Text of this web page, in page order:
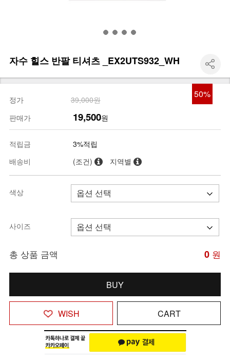
자수 힐스 반팔 티셔츠 _EX2UTS932_WH
50%
정가
39,000원
판매가
19,500원
적립금
3%적립
배송비
(조건) 지역별
색상
사이즈
총 상품 금액 0 원
BUY
WISH CART